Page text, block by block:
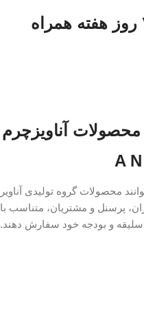
۲۴ ساعت شبانه روز و ۷ روز هفته همراه
آناویزچرم
A
محصولات گروه تولیدی آناویر
پرسنل و مشتریان، متناسب با
سلیقه و بودجه خود سفارش دهند.